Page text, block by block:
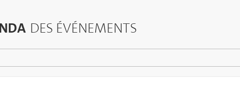
DES ÉVÉNEMENTS